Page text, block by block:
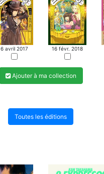
6 avril 2017 16 févr. 2018
Ajouter à ma collection
Toutes les éditions